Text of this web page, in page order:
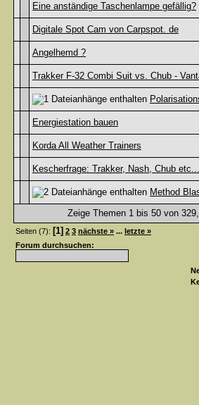
Eine anständige Taschenlampe gefällig?
Digitale Spot Cam von Carpspot. de
Angelhemd ?
Trakker F-32 Combi Suit vs. Chub -
Energiestation bauen
Korda All Weather Trainers
Kescherfrage: Trakker, Nash, Chub
Method
Zeige Themen 1 bis 50 von
Seiten (7): [1] 2 3 nächste » ... letzte »
Forum durchsuchen: